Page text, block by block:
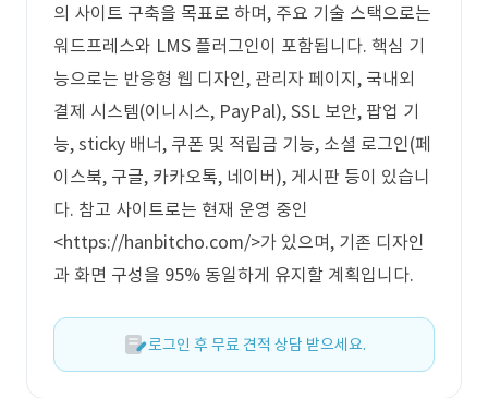
의 사이트 구축을 목표로 하며, 주요 기술 스택으로는
워드프레스와 LMS 플러그인이 포함됩니다. 핵심 기
능으로는 반응형 웹 디자인, 관리자 페이지, 국내외
결제 시스템(이니시스, PayPal), SSL 보안, 팝업 기
능, sticky 배너, 쿠폰 및 적립금 기능, 소셜 로그인(페
이스북, 구글, 카카오톡, 네이버), 게시판 등이 있습니
다. 참고 사이트로는 현재 운영 중인
<https://hanbitcho.com/>가 있으며, 기존 디자인
과 화면 구성을 95% 동일하게 유지할 계획입니다.
로그인 후 무료 견적 상담 받으세요.